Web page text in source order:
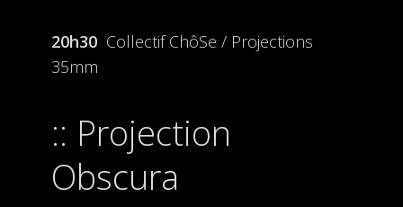
20h30 Collectif ChôSe / Projections
35mm
Projection
Obscura